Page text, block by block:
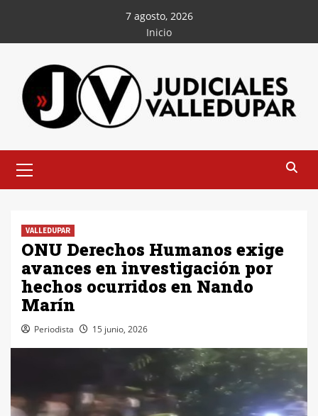
contenido
7 agosto, 2026
Inicio
principal
VALLEDUPAR
ONU Derechos Humanos exige
avances en investigación por
hechos ocurridos en Nando
Marín
Periodista 15 junio, 2026